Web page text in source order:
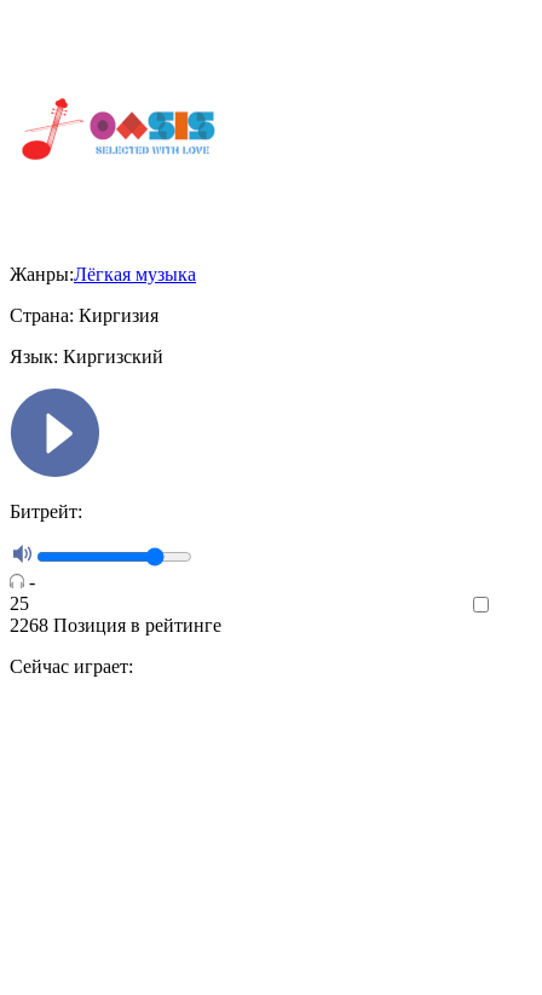
Жанры:Лёгкая музыка
Страна: Киргизия
Язык: Киргизский
Битрейт:
-
25
2268 Позиция в рейтинге
Сейчас играет: